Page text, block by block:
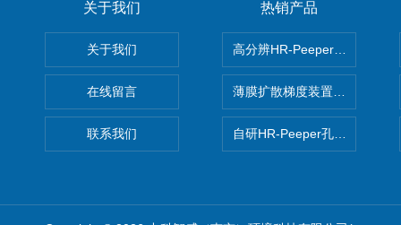
关于我们
关于我们
在线留言
联系我们
热销产品
高分辨HR-Peeper采样器孔隙
薄膜扩散梯度装置 Agl DGT
自研HR-Peeper孔隙水采样器